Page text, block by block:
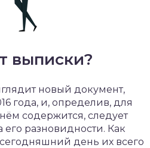
выписки?
новый документ,
года, и, определив, для
содержится, следует
разновидности. Как
день их всего